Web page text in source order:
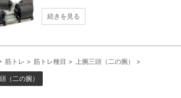
続きを見る
筋トレ > 筋トレ種目 > 上腕三頭（二の腕） >
（二の腕）